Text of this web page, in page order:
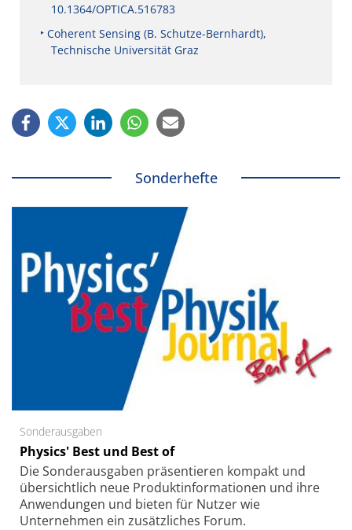
10.1364/OPTICA.516783
Coherent Sensing (B. Schutze-Bernhardt),
Technische Universität Graz
Sonderhefte
Sonderausgaben
Physics' Best und Best of
Die Sonder­ausgaben präsentieren kompakt und
übersichtlich neue Produkt­informationen und ihre
Anwendungen und bieten für Nutzer wie
Unternehmen ein zusätzliches Forum.